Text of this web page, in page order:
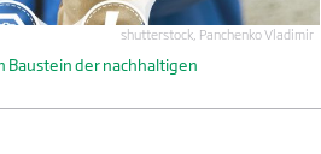
shutterstock, Panchenko Vladimir
Baustein der nachhaltigen